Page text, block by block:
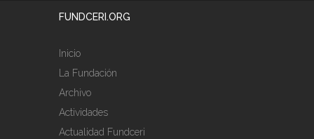
FUNDCERI.ORG
Inicio
La Fundación
Archivo
Actividades
Actualidad Fundceri